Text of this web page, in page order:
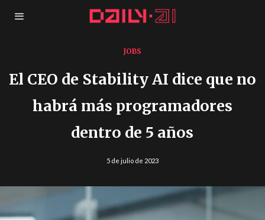
JOBS
El CEO de Stability AI dice que no
habrá más programadores
dentro de 5 años
5 de julio de 2023